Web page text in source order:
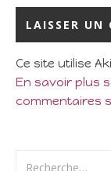
Ce site utilise
En savoir plus
commentaires